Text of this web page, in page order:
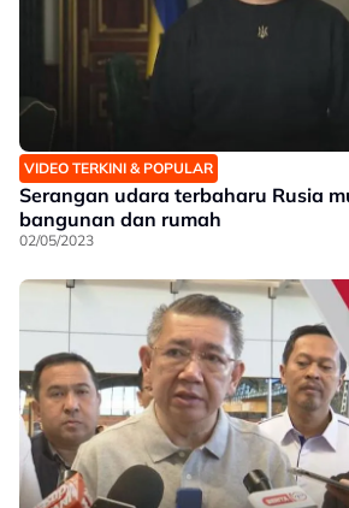
VIDEO TERKINI & POPULAR
Serangan udara terbaharu Rusia
bangunan dan rumah
02/05/2023